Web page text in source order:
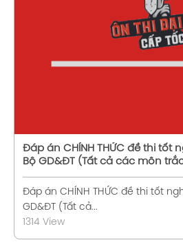
Xem chi
Đáp án CHÍNH THỨC đề thi tốt
Bộ GD&ĐT (Tất cả các môn
Đáp án CHÍNH THỨC đề thi tốt
GD&ĐT (Tất cả...
1314 View